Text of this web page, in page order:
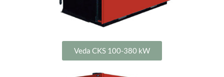
Veda CKS 100-380 kW